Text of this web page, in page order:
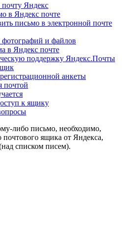
Яндекс
в Яндекс почте
письмо в электронной почте
и файлов
в Яндекс почте
поддержку Яндекс.Почты
анкеты
почтой
к ящику
либо письмо, необходимо,
почтового ящика от Яндекса,
списком писем).